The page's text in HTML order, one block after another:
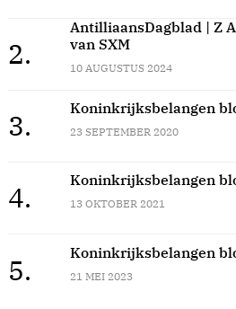
2.
AntilliaansDagblad | Z
van SXM
10 AUGUSTUS 2024
3.
Koninkrijksbelangen
23 SEPTEMBER 2020
4.
Koninkrijksbelangen
13 OKTOBER 2021
5.
Koninkrijksbelangen
21 MEI 2023